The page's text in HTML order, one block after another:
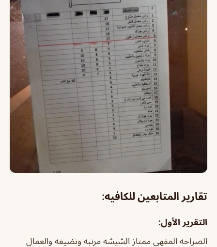
تقارير المتابعين للكافيه:
التقرير الأول:
الصراحه المقهى ممتاز الشيشه مرتبه ونضيفه والعمال